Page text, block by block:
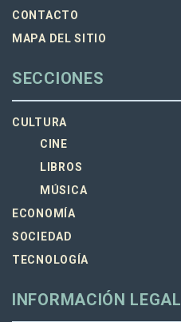
CONTACTO
MAPA DEL SITIO
SECCIONES
CULTURA
CINE
LIBROS
MÚSICA
ECONOMÍA
SOCIEDAD
TECNOLOGÍA
INFORMACIÓN LEGAL